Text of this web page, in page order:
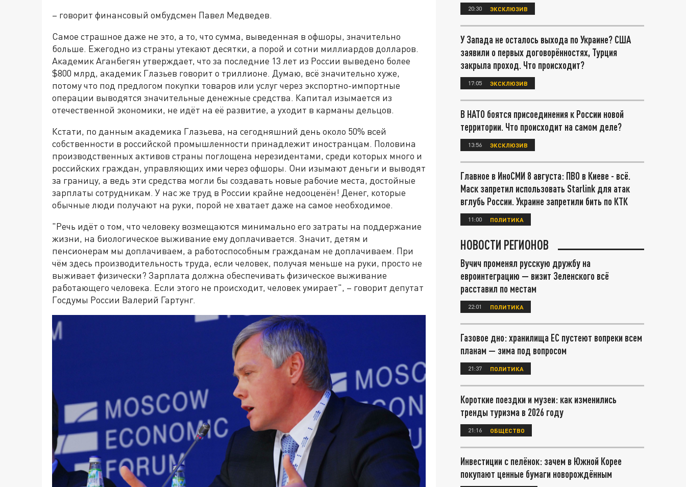
– говорит финансовый омбудсмен Павел Медведев.
Самое страшное даже не это, а то, что сумма, выведенная в офшоры, значительно
больше. Ежегодно из страны утекают десятки, а порой и сотни миллиардов долларов.
Академик Аганбегян утверждает, что за последние 13 лет из России выведено более
$800 млрд, академик Глазьев говорит о триллионе. Думаю, всё значительно хуже,
потому что под предлогом покупки товаров или услуг через экспортно-импортные
операции выводятся значительные денежные средства. Капитал изымается из
отечественной экономики, не идёт на её развитие, а уходит в карманы дельцов.
Кстати, по данным академика Глазьева, на сегодняшний день около 50% всей
собственности в российской промышленности принадлежит иностранцам. Половина
производственных активов страны поглощена нерезидентами, среди которых много и
российских граждан, управляющих ими через офшоры. Они изымают деньги и выводят
за границу, а ведь эти средства могли бы создавать новые рабочие места, достойные
зарплаты сотрудникам. У нас же труд в России крайне недооценён! Денег, которые
обычные люди получают на руки, порой не хватает даже на самое необходимое.
"Речь идёт о том, что человеку возмещаются минимально его затраты на поддержание
жизни, на биологическое выживание ему доплачивается. Значит, детям и
пенсионерам мы доплачиваем, а работоспособным гражданам не доплачиваем. При
чём здесь производительность труда, если человек, получая меньше на руки, просто не
выживает физически? Зарплата должна обеспечивать физическое выживание
работающего человека. Если этого не происходит, человек умирает", – говорит депутат
Госдумы России Валерий Гартунг.
20:30 ЭКСКЛЮЗИВ
У Запада не осталось выхода по Украине? США
заявили о первых договорённостях, Турция
закрыла проход. Что происходит?
17:05 ЭКСКЛЮЗИВ
В НАТО боятся присоединения к России новой
территории. Что происходит на самом деле?
13:56 ЭКСКЛЮЗИВ
Главное в ИноСМИ 8 августа: ПВО в Киеве - всё.
Маск запретил использовать Starlink для атак
вглубь России. Украине запретили бить по КТК
11:00 ПОЛИТИКА
НОВОСТИ РЕГИОНОВ
Вучич променял русскую дружбу на
евроинтеграцию — визит Зеленского всё
расставил по местам
22:01 ПОЛИТИКА
Газовое дно: хранилища ЕС пустеют вопреки всем
планам — зима под вопросом
21:37 ПОЛИТИКА
Короткие поездки и музеи: как изменились
тренды туризма в 2026 году
21:16 ОБЩЕСТВО
Инвестиции с пелёнок: зачем в Южной Корее
покупают ценные бумаги новорождённым